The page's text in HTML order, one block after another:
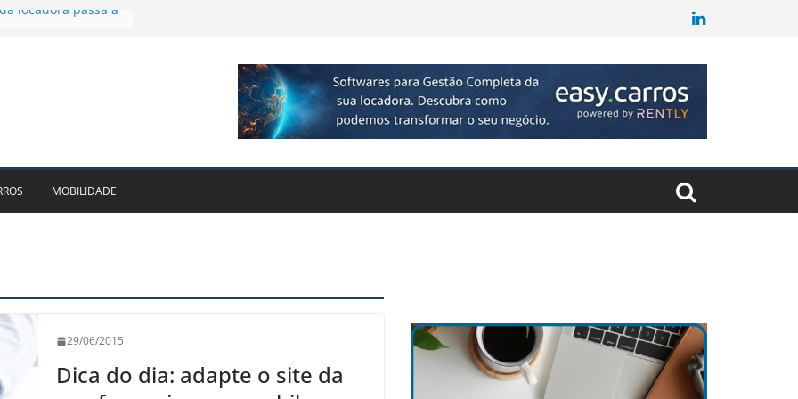
1bi no 2T26 e
de veículos
para o RJ e
leva Localiza
MOBILIDADE
29/06/2015
Dica do dia: adapte o site da